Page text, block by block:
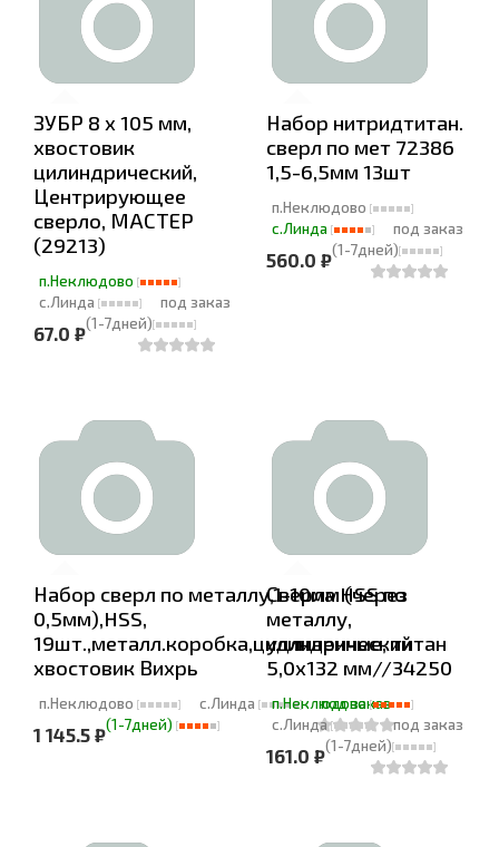
ЗУБР 8 x 105 мм,
хвостовик
цилиндрический,
Центрирующее
сверло, МАСТЕР
(29213)
п.Неклюдово
с.Линда
под заказ
(1-7дней)
67.0 ₽
Набор нитридтитан.
сверл по мет 72386
1,5-6,5мм 13шт
п.Неклюдово
с.Линда
под заказ
(1-7дней)
560.0 ₽
Набор сверл по металлу,1-10мм (через
0,5мм),HSS,
19шт.,металл.коробка,цилиндрический
хвостовик Вихрь
п.Неклюдово с.Линда
под заказ
(1-7дней)
1 145.5 ₽
Сверла HSS по
металлу,
удлиненные, титан
5,0х132 мм//34250
п.Неклюдово
с.Линда
под заказ
(1-7дней)
161.0 ₽